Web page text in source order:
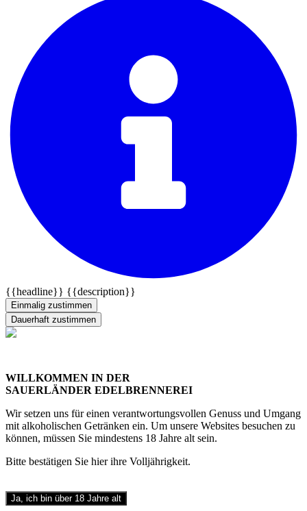
{{headline}} {{description}}
Einmalig zustimmen
Dauerhaft zustimmen
WILLKOMMEN IN DER
SAUERLÄNDER EDELBRENNEREI
Wir setzen uns für einen verantwortungsvollen Genuss und Umgang
mit alkoholischen Getränken ein. Um unsere Websites besuchen zu
können, müssen Sie mindestens 18 Jahre alt sein.
Bitte bestätigen Sie hier ihre Volljährigkeit.
Ja, ich bin über 18 Jahre alt